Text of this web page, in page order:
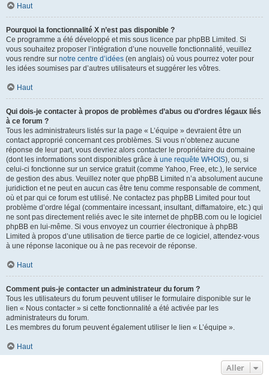
Haut
Pourquoi la fonctionnalité X n’est pas disponible ?
Ce programme a été développé et mis sous licence par phpBB Limited. Si
vous souhaitez proposer l’intégration d’une nouvelle fonctionnalité, veuillez
vous rendre sur notre centre d’idées (en anglais) où vous pourrez voter pour
les idées soumises par d’autres utilisateurs et suggérer les vôtres.
Haut
Qui dois-je contacter à propos de problèmes d’abus ou d’ordres légaux liés
à ce forum ?
Tous les administrateurs listés sur la page « L’équipe » devraient être un
contact approprié concernant ces problèmes. Si vous n’obtenez aucune
réponse de leur part, vous devriez alors contacter le propriétaire du domaine
(dont les informations sont disponibles grâce à une requête WHOIS), ou, si
celui-ci fonctionne sur un service gratuit (comme Yahoo, Free, etc.), le service
de gestion des abus. Veuillez noter que phpBB Limited n’a absolument aucune
juridiction et ne peut en aucun cas être tenu comme responsable de comment,
où et par qui ce forum est utilisé. Ne contactez pas phpBB Limited pour tout
problème d’ordre légal (commentaire incessant, insultant, diffamatoire, etc.) qui
ne sont pas directement reliés avec le site internet de phpBB.com ou le logiciel
phpBB en lui-même. Si vous envoyez un courrier électronique à phpBB
Limited à propos d’une utilisation de tierce partie de ce logiciel, attendez-vous
à une réponse laconique ou à ne pas recevoir de réponse.
Haut
Comment puis-je contacter un administrateur du forum ?
Tous les utilisateurs du forum peuvent utiliser le formulaire disponible sur le
lien « Nous contacter » si cette fonctionnalité a été activée par les
administrateurs du forum.
Les membres du forum peuvent également utiliser le lien « L’équipe ».
Haut
Aller